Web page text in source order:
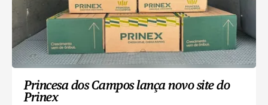
Princesa dos Campos lança novo site do
Prinex